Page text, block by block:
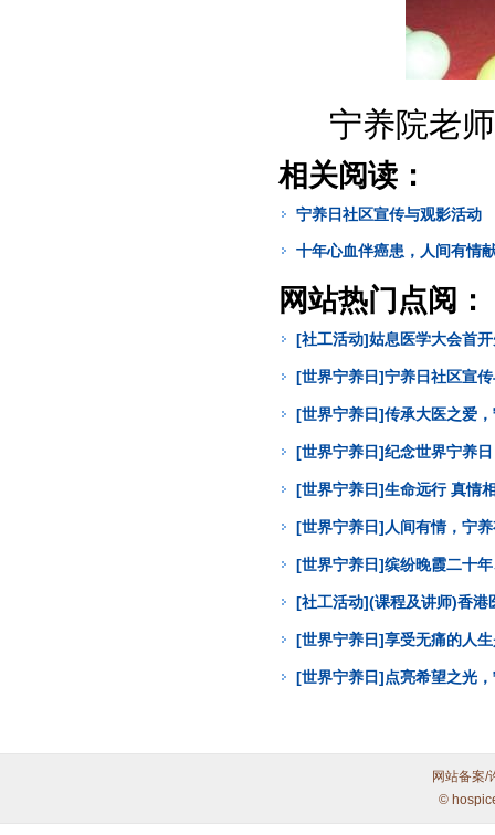
宁养院老
相关阅读：
宁养日社区宣传与观影活动
十年心血伴癌患，人间有情
网站热门点阅：
[社工活动]姑息医学大会首
[世界宁养日]宁养日社区宣
[世界宁养日]传承大医之爱
[世界宁养日]纪念世界宁养
[世界宁养日]生命远行 真情
[世界宁养日]人间有情，宁
[世界宁养日]缤纷晚霞二十
[社工活动](课程及讲师)香
[世界宁养日]享受无痛的人
[世界宁养日]点亮希望之光
网站备案/
©